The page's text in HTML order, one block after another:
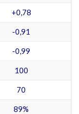
+0,78
-0,91
-0,99
100
70
89%